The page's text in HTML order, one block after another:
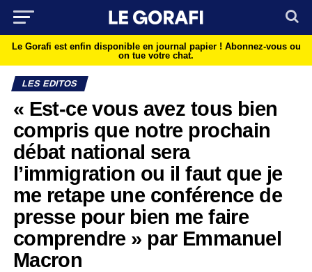
Le Gorafi est enfin disponible en journal papier ! Abonnez-vous ou
on tue votre chat.
LES EDITOS
« Est-ce vous avez tous bien
compris que notre prochain
débat national sera
l’immigration ou il faut que je
me retape une conférence de
presse pour bien me faire
comprendre » par Emmanuel
Macron